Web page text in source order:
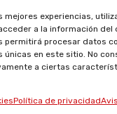
mejores experiencias,
a la información
permitirá procesar datos
únicas en este sitio. No
a ciertas
Política de privacidad
de ducha Baho Basic